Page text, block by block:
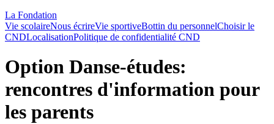
La Fondation
Vie scolaireNous écrireVie sportiveBottin du personnelChoisir le
CNDLocalisationPolitique de confidentialité CND
Option Danse-études:
rencontres d'information pour
les parents